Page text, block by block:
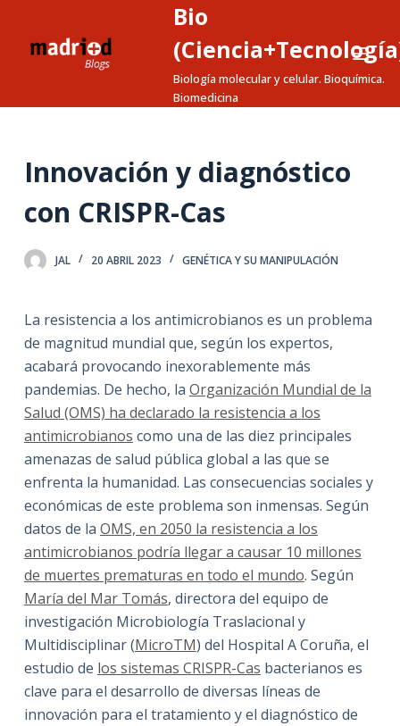
a
n
n
d
o
Bio
Biología molecular y celular. Bioquímica.
Biomedicina
Innovación y diagnóstico
con CRISPR-Cas
JAL 20 ABRIL 2023 GENÉTICA Y SU MANIPULACIÓN
La resistencia a los antimicrobianos es un problema
de magnitud mundial que, según los expertos,
acabará provocando inexorablemente más
pandemias. De hecho, la Organización Mundial de la
Salud (OMS) ha declarado la resistencia a los
antimicrobianos como una de las diez principales
amenazas de salud pública global a las que se
enfrenta la humanidad. Las consecuencias sociales y
económicas de este problema son inmensas. Según
datos de la OMS, en 2050 la resistencia a los
antimicrobianos podría llegar a causar 10 millones
de muertes prematuras en todo el mundo. Según
María del Mar Tomás, directora del equipo de
investigación Microbiología Traslacional y
Multidisciplinar (MicroTM) del Hospital A Coruña, el
estudio de los sistemas CRISPR-Cas bacterianos es
clave para el desarrollo de diversas líneas de
innovación para el tratamiento y el diagnóstico de